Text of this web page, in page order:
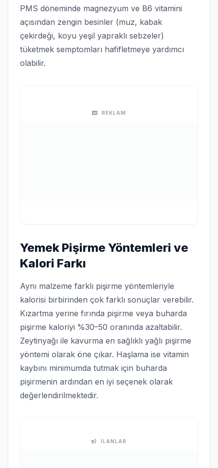
PMS döneminde magnezyum ve B6 vitamini
açısından zengin besinler (muz, kabak
çekirdeği, koyu yeşil yapraklı sebzeler)
tüketmek semptomları hafifletmeye yardımcı
olabilir.
REKLAM
Yemek Pişirme Yöntemleri ve
Kalori Farkı
Aynı malzeme farklı pişirme yöntemleriyle
kalorisi birbirinden çok farklı sonuçlar verebilir.
Kızartma yerine fırında pişirme veya buharda
pişirme kaloriyi %30–50 oranında azaltabilir.
Zeytinyağı ile kavurma en sağlıklı yağlı pişirme
yöntemi olarak öne çıkar. Haşlama ise vitamin
kaybını minimumda tutmak için buharda
pişirmenin ardından en iyi seçenek olarak
değerlendirilmektedir.
İLANLAR